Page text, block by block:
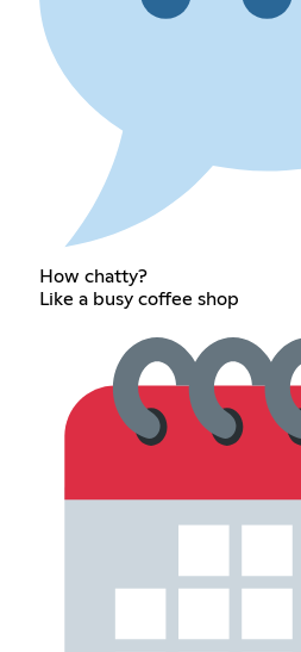
How chatty?
Like a busy coffee shop